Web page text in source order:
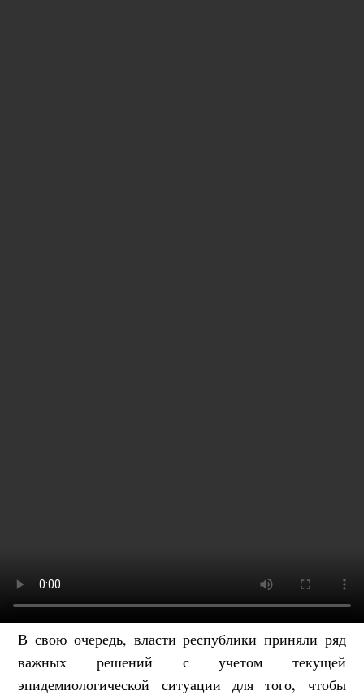
В свою очередь, власти республики приняли ряд
важных решений с учетом текущей
эпидемиологической ситуации для того, чтобы